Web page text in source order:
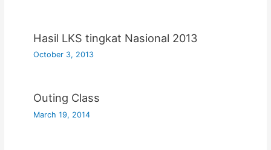
Hasil LKS tingkat Nasional 2013
October 3, 2013
Outing Class
March 19, 2014